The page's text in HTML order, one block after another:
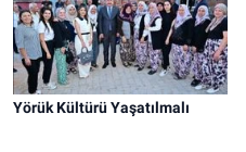
Yörük Kültürü Yaşatılmalı